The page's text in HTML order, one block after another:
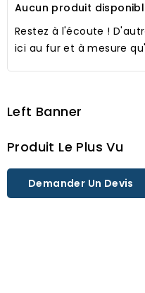
Aucun produit
Restez à l'écoute !
ici au fur et à mesure
Left Banner
Produit Le Plus Vu
Demander Un Devis